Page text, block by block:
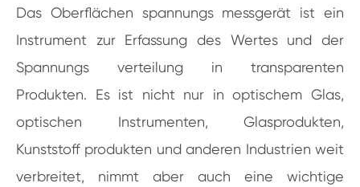
Das Oberflächen spannungs messgerät ist ein
Instrument zur Erfassung des Wertes und der
Spannungs verteilung in transparenten
Produkten. Es ist nicht nur in optischem Glas,
optischen Instrumenten, Glasprodukten,
Kunststoff produkten und anderen Industrien weit
verbreitet, nimmt aber auch eine wichtige